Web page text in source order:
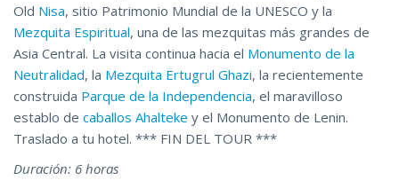
Old Nisa, sitio Patrimonio Mundial de la UNESCO y la
Mezquita Espiritual, una de las mezquitas más grandes de
Asia Central. La visita continua hacia el Monumento de la
Neutralidad, la Mezquita Ertugrul Ghazi, la recientemente
construida Parque de la Independencia, el maravilloso
establo de caballos Ahalteke y el Monumento de Lenin.
Traslado a tu hotel. *** FIN DEL TOUR ***
Duración: 6 horas